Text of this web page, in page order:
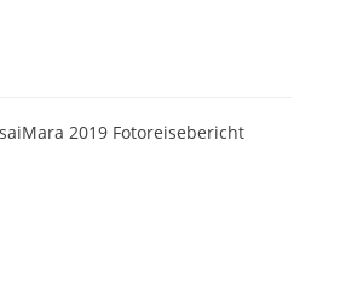
2019 Fotoreisebericht